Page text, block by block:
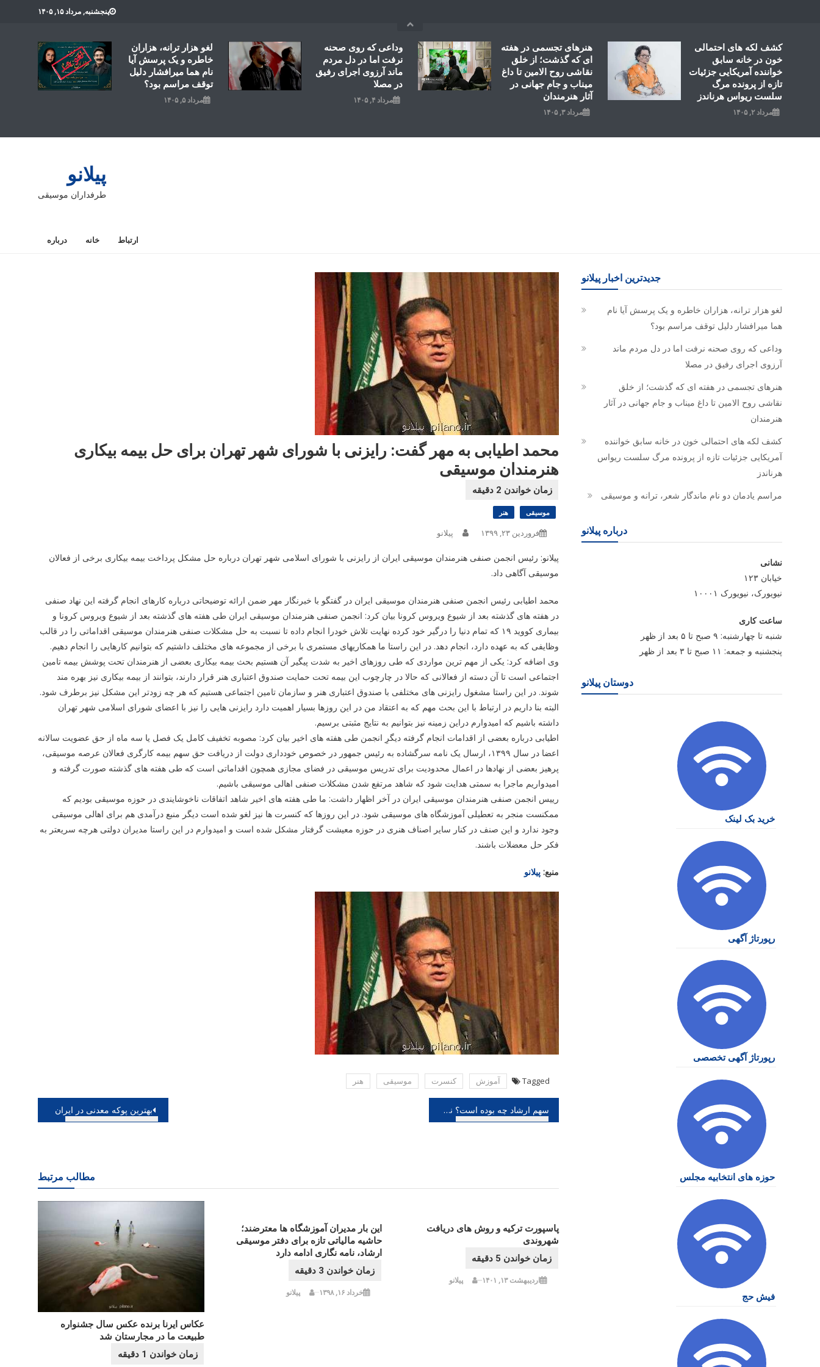
پنجشنبه, مرداد ۱۵, ۱۴۰۵
لغو هزار ترانه، هزاران
خاطره و یک پرسش آیا
نام هما میرافشار دلیل
توقف مراسم بود؟
مرداد ۵, ۱۴۰۵
وداعی که روی صحنه
نرفت اما در دل مردم
ماند آرزوی اجرای رفیق
در مصلا
مرداد ۴, ۱۴۰۵
هنرهای تجسمی در هفته
ای که گذشت؛ از خلق
نقاشی روح الامین تا داغ
میناب و جام جهانی در
آثار هنرمندان
مرداد ۳, ۱۴۰۵
کشف لکه های احتمالی
خون در خانه سابق
خواننده آمریکایی جزئیات
تازه از پرونده مرگ
سلست ریواس هرناندز
مرداد ۲, ۱۴۰۵
پیلانو
طرفداران موسیقی
ارتباط خانه درباره
محمد اطیابی به مهر گفت: رایزنی با شورای شهر تهران برای حل بیمه بیکاری
هنرمندان موسیقی
موسیقی هنر
فروردین ۲۳, ۱۳۹۹ پیلانو
پیلانو: رئیس انجمن صنفی هنرمندان موسیقی ایران از رایزنی با شورای اسلامی شهر تهران درباره حل مشکل پرداخت بیمه بیکاری برخی از فعالان
موسیقی آگاهی داد.
محمد اطیابی رئیس انجمن صنفی هنرمندان موسیقی ایران در گفتگو با خبرنگار مهر ضمن ارائه توضیحاتی درباره کارهای انجام گرفته این نهاد صنفی
در هفته های گذشته بعد از شیوع ویروس کرونا بیان کرد: انجمن صنفی هنرمندان موسیقی ایران طی هفته های گذشته بعد از شیوع ویروس کرونا و
بیماری کووید ۱۹ که تمام دنیا را درگیر خود کرده نهایت تلاش خودرا انجام داده تا نسبت به حل مشکلات صنفی هنرمندان موسیقی اقداماتی را در قالب
وظایفی که به عهده دارد، انجام دهد. در این راستا ما همکاریهای مستمری با برخی از مجموعه های مختلف داشتیم که بتوانیم کارهایی را انجام دهیم.
وی اضافه کرد: یکی از مهم ترین مواردی که طی روزهای اخیر به شدت پیگیر آن هستیم بحث بیمه بیکاری بعضی از هنرمندان تحت پوشش بیمه تامین
اجتماعی است تا آن دسته از فعالانی که حالا در چارچوب این بیمه تحت حمایت صندوق اعتباری هنر قرار دارند، بتوانند از بیمه بیکاری نیز بهره مند
شوند. در این راستا مشغول رایزنی های مختلفی با صندوق اعتباری هنر و سازمان تامین اجتماعی هستیم که هر چه زودتر این مشکل نیز برطرف شود.
البته بنا داریم در ارتباط با این بحث مهم که به اعتقاد من در این روزها بسیار اهمیت دارد رایزنی هایی را نیز با اعضای شورای اسلامی شهر تهران
داشته باشیم که امیدوارم دراین زمینه نیز بتوانیم به نتایج مثبتی برسیم.
اطیابی درباره بعضی از اقدامات انجام گرفته دیگرِ انجمن طی هفته های اخیر بیان کرد: مصوبه تخفیف کامل یک فصل یا سه ماه از حق عضویت سالانه
اعضا در سال ۱۳۹۹، ارسال یک نامه سرگشاده به رئیس جمهور در خصوص خودداری دولت از دریافت حق سهم بیمه کارگری فعالان عرصه موسیقی،
پرهیز بعضی از نهادها در اعمال محدودیت برای تدریس موسیقی در فضای مجازی همچون اقداماتی است که طی هفته های گذشته صورت گرفته و
امیدواریم ماجرا به سمتی هدایت شود که شاهد مرتفع شدن مشکلات صنفی اهالی موسیقی باشیم.
رییس انجمن صنفی هنرمندان موسیقی ایران در آخر اظهار داشت: ما طی هفته های اخیر شاهد اتفاقات ناخوشایندی در حوزه موسیقی بودیم که
ممکنست منجر به تعطیلی آموزشگاه های موسیقی شود. در این روزها که کنسرت ها نیز لغو شده است دیگر منبع درآمدی هم برای اهالی موسیقی
وجود ندارد و این صنف در کنار سایر اصناف هنری در حوزه معیشت گرفتار مشکل شده است و امیدوارم در این راستا مدیران دولتی هرچه سریعتر به
فکر حل معضلات باشند.
منبع: پیلانو
Tagged آموزش كنسرت موسیقی هنر
راهبری
بهترین پوکه معدنی در ایران سهم ارشاد چه بوده است؟ نسخه عجیب وزارت بهداشت برای بازگشایی سینما و تئاتر در بحران کرونا
مطالب مرتبط
عکاس ایرنا برنده عکس سال جشنواره
طبیعت ما در مجارستان شد
این بار مدیران آموزشگاه ها معترضند؛
حاشیه مالیاتی تازه برای دفتر موسیقی
ارشاد، نامه نگاری ادامه دارد
خرداد ۱۶, ۱۳۹۸ پیلانو
پاسپورت ترکیه و روش های دریافت
شهروندی
اردیبهشت ۱۳, ۱۴۰۱ پیلانو
جدیدترین اخبار پیلانو
لغو هزار ترانه، هزاران خاطره و یک پرسش آیا نام
هما میرافشار دلیل توقف مراسم بود؟
وداعی که روی صحنه نرفت اما در دل مردم ماند
آرزوی اجرای رفیق در مصلا
هنرهای تجسمی در هفته ای که گذشت؛ از خلق
نقاشی روح الامین تا داغ میناب و جام جهانی در آثار
هنرمندان
کشف لکه های احتمالی خون در خانه سابق خواننده
آمریکایی جزئیات تازه از پرونده مرگ سلست ریواس
هرناندز
مراسم یادمان دو نام ماندگار شعر، ترانه و موسیقی
درباره پیلانو
نشانی
خیابان ۱۲۳
نیویورک، نیویورک ۱۰۰۰۱
ساعت کاری
شنبه تا چهارشنبه: ۹ صبح تا ۵ بعد از ظهر
پنجشنبه و جمعه: ۱۱ صبح تا ۳ بعد از ظهر
دوستان پیلانو
خرید بک لینک
رپورتاژ آگهی
رپورتاژ آگهی تخصصی
حوزه های انتخابیه مجلس
فیش حج